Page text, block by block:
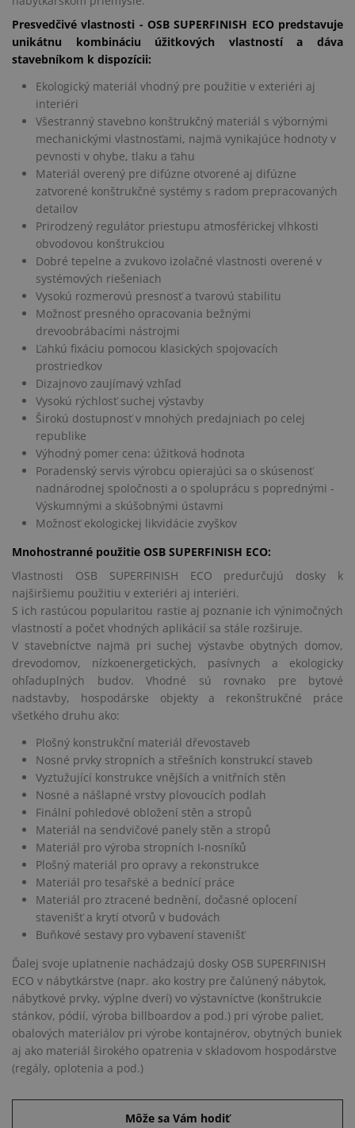
Presvedčivé vlastnosti - OSB SUPERFINISH ECO predstavuje
unikátnu kombináciu úžitkových vlastností a dáva
stavebníkom k dispozícii:
Ekologický materiál vhodný pre použitie v exteriéri aj
interiéri
Všestranný stavebno konštrukčný materiál s výbornými
mechanickými vlastnosťami, najmä vynikajúce hodnoty v
pevnosti v ohybe, tlaku a ťahu
Materiál overený pre difúzne otvorené aj difúzne
zatvorené konštrukčné systémy s radom prepracovaných
detailov
Prirodzený regulátor priestupu atmosférickej vlhkosti
obvodovou konštrukciou
Dobré tepelne a zvukovo izolačné vlastnosti overené v
systémových riešeniach
Vysokú rozmerovú presnosť a tvarovú stabilitu
Možnosť presného opracovania bežnými
drevoobrábacími nástrojmi
Ľahkú fixáciu pomocou klasických spojovacích
prostriedkov
Dizajnovo zaujímavý vzhľad
Vysokú rýchlosť suchej výstavby
Širokú dostupnosť v mnohých predajniach po celej
republike
Výhodný pomer cena: úžitková hodnota
Poradenský servis výrobcu opierajúci sa o skúsenosť
nadnárodnej spoločnosti a o spoluprácu s poprednými -
Výskumnými a skúšobnými ústavmi
Možnosť ekologickej likvidácie zvyškov
Mnohostranné použitie OSB SUPERFINISH ECO:
Vlastnosti OSB SUPERFINISH ECO predurčujú dosky k
najširšiemu použitiu v exteriéri aj interiéri.
S ich rastúcou popularitou rastie aj poznanie ich výnimočných
vlastností a počet vhodných aplikácií sa stále rozširuje.
V stavebníctve najmä pri suchej výstavbe obytných domov,
drevodomov, nízkoenergetických, pasívnych a ekologicky
ohľaduplných budov. Vhodné sú rovnako pre bytové
nadstavby, hospodárske objekty a rekonštrukčné práce
všetkého druhu ako:
Plošný konstrukční materiál dřevostaveb
Nosné prvky stropních a střešních konstrukcí staveb
Vyztužující konstrukce vnějších a vnitřních stěn
Nosné a nášlapné vrstvy plovoucích podlah
Finální pohledové obložení stěn a stropů
Materiál na sendvičové panely stěn a stropů
Materiál pro výroba stropních I-nosníků
Plošný materiál pro opravy a rekonstrukce
Materiál pro tesařské a bednící práce
Materiál pro ztracené bednění, dočasné oplocení
stavenišť a krytí otvorů v budovách
Buňkové sestavy pro vybavení stavenišť
Ďalej svoje uplatnenie nachádzajú dosky OSB SUPERFINISH
ECO v nábytkárstve (napr. ako kostry pre čalúnený nábytok,
nábytkové prvky, výplne dverí) vo výstavníctve (konštrukcie
stánkov, pódií, výroba billboardov a pod.) pri výrobe paliet,
obalových materiálov pri výrobe kontajnérov, obytných buniek
aj ako materiál širokého opatrenia v skladovom hospodárstve
(regály, oplotenia a pod.)
Môže sa Vám hodiť